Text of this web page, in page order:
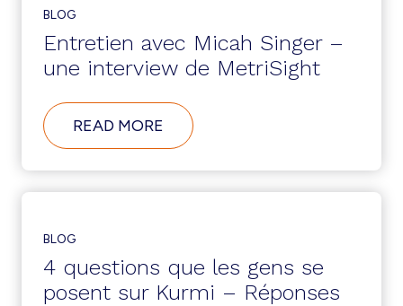
POUR
GAGNER
DU
ET
L’ARGENT
BLOG
Entretien avec Micah Singer –
une interview de MetriSight
READ MORE ABOUT
ENTRETIEN
MICAH
SINGER
METRISIGHT
BLOG
4 questions que les gens se
posent sur Kurmi – Réponses